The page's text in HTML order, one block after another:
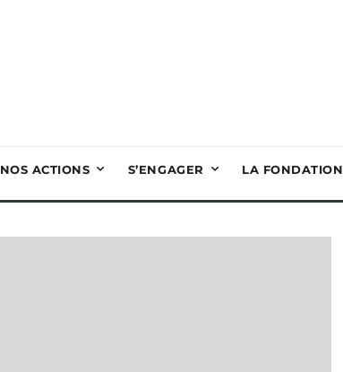
NOS ACTIONS S’ENGAGER LA FONDATION